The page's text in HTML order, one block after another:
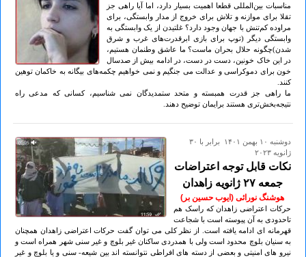
مناسبات بین‌المللی قطعا اهمیت بسیار دارد، اما آیا راهی جز
تقلا برای موازنه و تلاش برای خروج از مدار وابستگی، برای
مراوده کم‌تنش با جهان وجود دارد؟ غلتیدن از یک وابستگی به
وابستگی دیگر (توپ برای بازی ابرقدرت‌های غرب و شرق
شدن)چگونه حلال بحران ماست؟ ما عاشق وطنمان هستیم،
در این خاک خونین، دست‌ در دست، در ادامه بیش از صدسال
خون برای دموکراسی و عدالت می جنگیم و نمی خواهیم چکمه‌های بیگانه به خاکمان توهین
کنند.
ما راهی جز قدرت همبسته و متحد ستمدیدگان نمی شناسیم، کسانی که مدعی راه
نتیجه‌بخش‌تری هستند برایمان توضیح دهند.
دوشنبه ۱۰ بهمن ۱۴۰۱ برابر با ۳۰
ژانويه ۲۰۲۳
نکات قابل توجه اعتراضات
جمعه ۲۷ ژانویه زاهدان
هوشنگ نورائی (ایوب حسین بر)
حرکات اعتراضی زاهدان که راسک هم
تاحدودی به آن پیوسته است با شجاعت
قهرمانه ای ادامه یافته است. از نظر کلی می توان گفت حرکات اعتراضی زاهدان همچنان
به سنیان بلوچ محدود است ولی با همدردی ساکنان غیر بلوچ و غیر سنی شهر همراه است و
نیرو های امنیتی و بعضی از دسته های افراطی نتوانسته اند بین شیعه- سنی و یا بلوچ و غیر